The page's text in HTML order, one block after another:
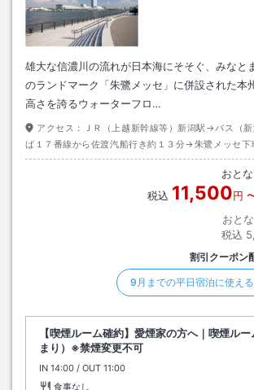
雄大な信濃川の流れが日本海にそそぐ、みなと
のランドマーク「朱鷺メッセ」に併設された本
高さを誇るウォーターフロ…
アクセス：
ＪＲ（上越新幹線等）新潟駅→バス（
ば１７番線から佐渡汽船行き約１３分→朱鷺メッセ
おとな
税込 11,500円
おと
税込
割引クーポン
9月までの平日宿泊に使え
【喫煙ルーム確約】愛煙家の方へ｜喫煙ル
まり）※禁煙変更不可
IN チェックイン
14:00 / OUT チェックアウト
11:00
食事なし